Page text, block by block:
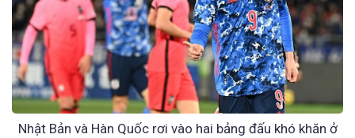
Nhật Bản và Hàn Quốc rơi vào hai bảng đấu khó khăn ở